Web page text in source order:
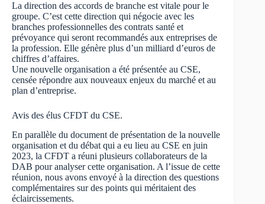
La direction des accords de branche est vitale pour le
groupe. C’est cette direction qui négocie avec les
branches professionnelles des contrats santé et
prévoyance qui seront recommandés aux entreprises de
la profession. Elle génère plus d’un milliard d’euros de
chiffres d’affaires.
Une nouvelle organisation a été présentée au CSE,
censée répondre aux nouveaux enjeux du marché et au
plan d’entreprise.
Avis des élus CFDT du CSE.
En parallèle du document de présentation de la nouvelle
organisation et du débat qui a eu lieu au CSE en juin
2023, la CFDT a réuni plusieurs collaborateurs de la
DAB pour analyser cette organisation. A l’issue de cette
réunion, nous avons envoyé à la direction des questions
complémentaires sur des points qui méritaient des
éclaircissements.